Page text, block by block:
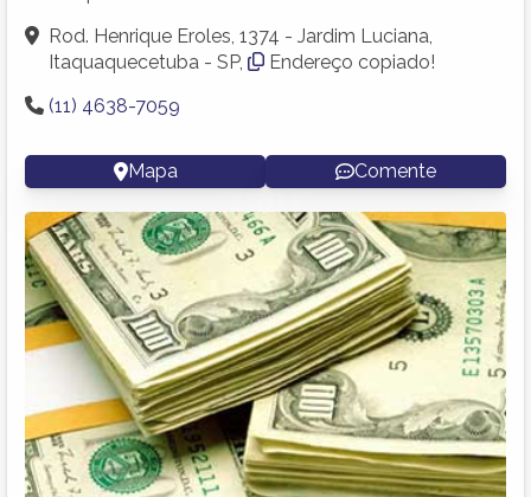
Rod. Henrique Eroles, 1374 - Jardim Luciana,
Itaquaquecetuba - SP,
Endereço copiado!
(11) 4638-7059
Mapa Comente